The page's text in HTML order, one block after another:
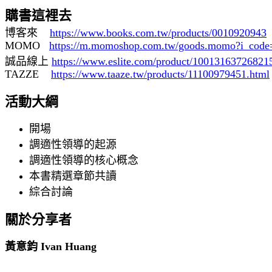
購書這裡去
博客來 https://www.books.com.tw/products/0010920943
MOMO https://m.momoshop.com.tw/
誠品線上 https://www.eslite.com/product/
TAZZE https://www.taaze.tw/products/11100979451.html
活動大綱
開場
調適性領導的起源
調適性領導的核心概念
本書精選章節共讀
綜合討論
關於分享者
黃意鈞 Ivan Huang